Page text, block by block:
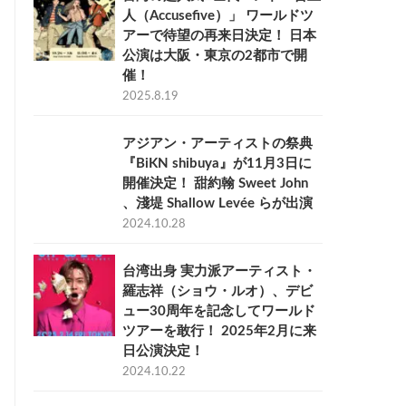
人（Accusefive）」 ワールドツ
アーで待望の再来日決定！ 日本
公演は大阪・東京の2都市で開
催！
2025.8.19
アジアン・アーティストの祭典
『BiKN shibuya』が11月3日に
開催決定！ 甜約翰 Sweet John
、淺堤 Shallow Levée らが出演
2024.10.28
台湾出身 実力派アーティスト・
羅志祥（ショウ・ルオ）、デビ
ュー30周年を記念してワールド
ツアーを敢行！ 2025年2月に来
日公演決定！
2024.10.22